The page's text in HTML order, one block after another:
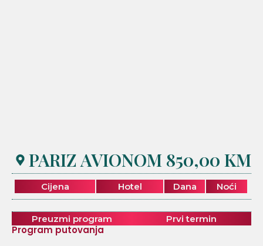
PARIZ AVIONOM 850,00 KM
Cijena Hotel Dana Noći
Preuzmi program
Program putovanja
Prvi termin